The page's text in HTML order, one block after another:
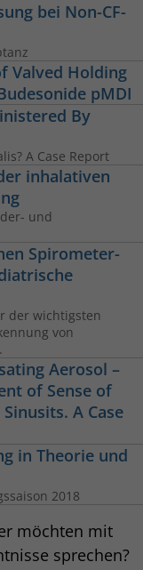
bei Non-CF-
Valved Holding
pMDI
By
A Case Report
inhalativen
und
Spirometer-
der wichtigsten
von
Aerosol –
of Sense of
A Case
in Theorie und
2018
möchten mit
sprechen?